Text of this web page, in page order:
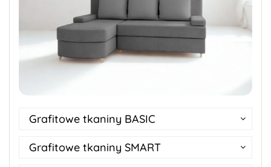
Grafitowe tkaniny BASIC
Grafitowe tkaniny SMART